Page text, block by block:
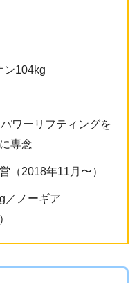
ン104kg
ワーリフティングを
専念
（2018年11月〜）
／ノーギア